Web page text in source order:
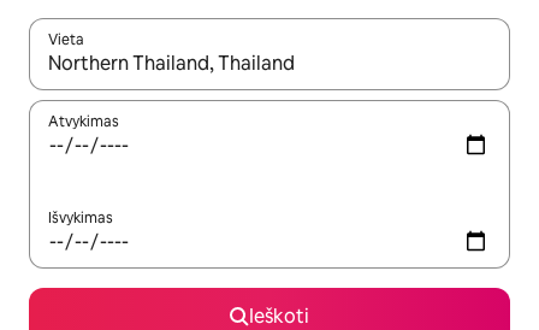
Vieta
Kai pasirodys paieškos rezultatai, juos naršyti galite
Atvykimas
Išvykimas
Ieškoti